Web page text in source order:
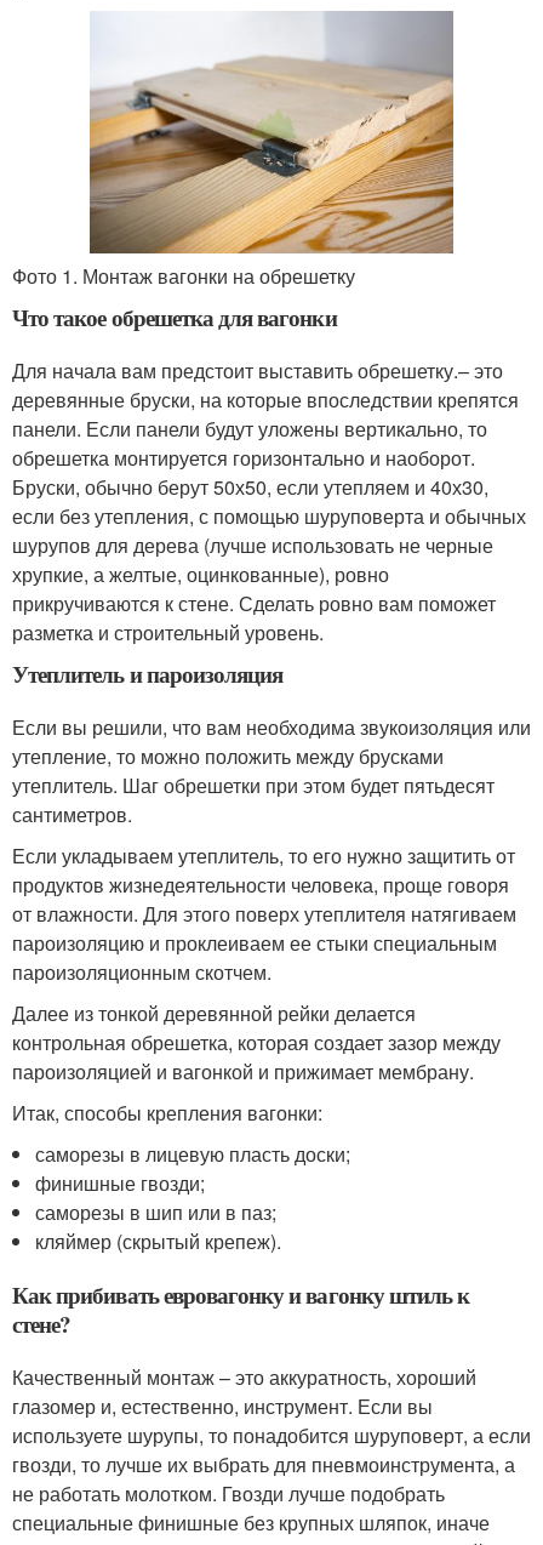
Фото 1. Монтаж вагонки на обрешетку
Что такое обрешетка для вагонки
Для начала вам предстоит выставить обрешетку.– это
деревянные бруски, на которые впоследствии крепятся
панели. Если панели будут уложены вертикально, то
обрешетка монтируется горизонтально и наоборот.
Бруски, обычно берут 50х50, если утепляем и 40х30,
если без утепления, с помощью шуруповерта и обычных
шурупов для дерева (лучше использовать не черные
хрупкие, а желтые, оцинкованные), ровно
прикручиваются к стене. Сделать ровно вам поможет
разметка и строительный уровень.
Утеплитель и пароизоляция
Если вы решили, что вам необходима звукоизоляция или
утепление, то можно положить между брусками
утеплитель. Шаг обрешетки при этом будет пятьдесят
сантиметров.
Если укладываем утеплитель, то его нужно защитить от
продуктов жизнедеятельности человека, проще говоря
от влажности. Для этого поверх утеплителя натягиваем
пароизоляцию и проклеиваем ее стыки специальным
пароизоляционным скотчем.
Далее из тонкой деревянной рейки делается
контрольная обрешетка, которая создает зазор между
пароизоляцией и вагонкой и прижимает мембрану.
Итак, способы крепления вагонки:
саморезы в лицевую пласть доски;
финишные гвозди;
саморезы в шип или в паз;
кляймер (скрытый крепеж).
Как прибивать евровагонку и вагонку штиль к
стене?
Качественный монтаж – это аккуратность, хороший
глазомер и, естественно, инструмент. Если вы
используете шурупы, то понадобится шуруповерт, а если
гвозди, то лучше их выбрать для пневмоинструмента, а
не работать молотком. Гвозди лучше подобрать
специальные финишные без крупных шляпок, иначе